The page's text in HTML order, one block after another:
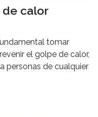
calor
tomar
el golpe de calor,
personas de cualquier